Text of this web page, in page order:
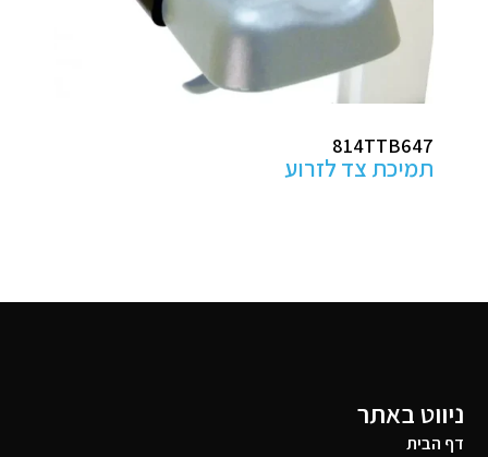
ניווט באתר
דף הבית